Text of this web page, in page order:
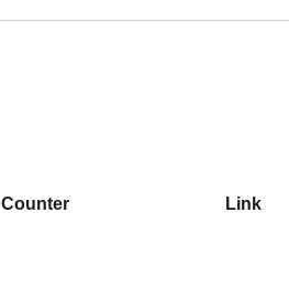
Counter Link